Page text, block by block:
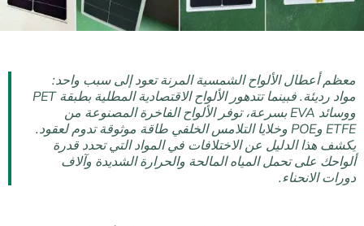
معظم أعطال الألواح الشمسية المرنة تعود إلى سبب واحد:
مواد رديئة. فبينما تتدهور الألواح الاقتصادية المطلية بطبقة PET
ووسائد EVA بسرعة، توفر الألواح الفاخرة المصنوعة من
ETFE وPOE وخلايا التلامس الخلفي طاقة موثوقة تدوم لعقود.
يكشف هذا الدليل عن الاختلافات في المواد التي تحدد قدرة
ألواحك على تحمل المياه المالحة والحرارة الشديدة وآلاف
دورات الانحناء.